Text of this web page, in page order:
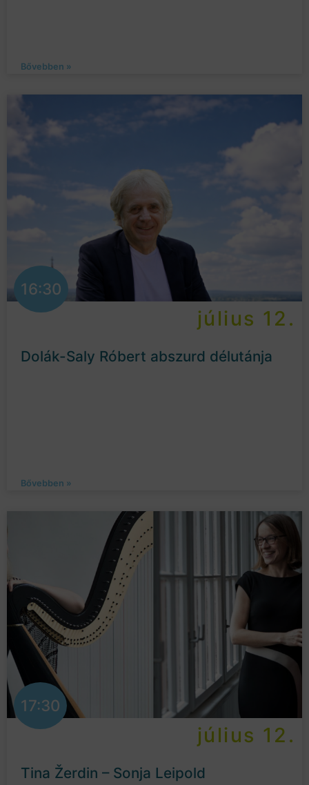
Bővebben »
16:30
július 12.
Dolák-Saly Róbert abszurd délutánja
Bővebben »
17:30
július 12.
Tina Žerdin – Sonja Leipold